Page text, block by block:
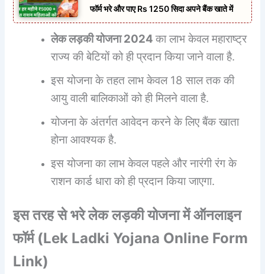
फॉर्म भरे और पाए Rs 1250 सिदा अपने बैंक खाते में
लेक लड़की योजना 2024का लाभ केवल महाराष्ट्र
राज्य की बेटियों को ही प्रदान किया जाने वाला है.
इस योजना के तहत लाभ केवल 18 साल तक की
आयु वाली बालिकाओं को ही मिलने वाला है.
योजना के अंतर्गत आवेदन करने के लिए बैंक खाता
होना आवश्यक है.
इस योजना का लाभ केवल पहले और नारंगी रंग के
राशन कार्ड धारा को ही प्रदान किया जाएगा.
इस तरह से भरे लेक लड़की योजना में ऑनलाइन
फॉर्म (Lek Ladki Yojana Online Form
Link)